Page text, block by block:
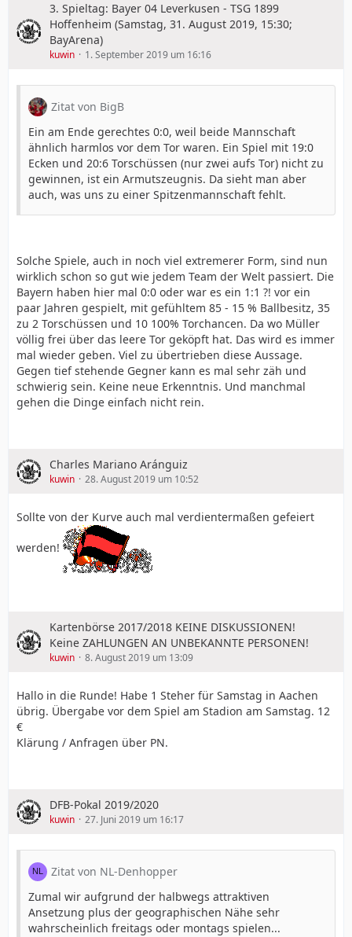
3. Spieltag: Bayer 04 Leverkusen - TSG 1899
Hoffenheim (Samstag, 31. August 2019, 15:30;
BayArena)
kuwin 1. September 2019 um 16:16
Zitat von BigB
Ein am Ende gerechtes 0:0, weil beide Mannschaft
ähnlich harmlos vor dem Tor waren. Ein Spiel mit 19:0
Ecken und 20:6 Torschüssen (nur zwei aufs Tor) nicht zu
gewinnen, ist ein Armutszeugnis. Da sieht man aber
auch, was uns zu einer Spitzenmannschaft fehlt.
Solche Spiele, auch in noch viel extremerer Form, sind nun
wirklich schon so gut wie jedem Team der Welt passiert. Die
Bayern haben hier mal 0:0 oder war es ein 1:1 ?! vor ein
paar Jahren gespielt, mit gefühltem 85 - 15 % Ballbesitz, 35
zu 2 Torschüssen und 10 100% Torchancen. Da wo Müller
völlig frei über das leere Tor geköpft hat. Das wird es immer
mal wieder geben. Viel zu übertrieben diese Aussage.
Gegen tief stehende Gegner kann es mal sehr zäh und
schwierig sein. Keine neue Erkenntnis. Und manchmal
gehen die Dinge einfach nicht rein.
Charles Mariano Aránguiz
kuwin 28. August 2019 um 10:52
Sollte von der Kurve auch mal verdientermaßen gefeiert
werden!
Kartenbörse 2017/2018 KEINE DISKUSSIONEN!
Keine ZAHLUNGEN AN UNBEKANNTE PERSONEN!
kuwin 8. August 2019 um 13:09
Hallo in die Runde! Habe 1 Steher für Samstag in Aachen
übrig. Übergabe vor dem Spiel am Stadion am Samstag. 12
€
Klärung / Anfragen über PN.
DFB-Pokal 2019/2020
kuwin 27. Juni 2019 um 16:17
Zitat von NL-Denhopper
Zumal wir aufgrund der halbwegs attraktiven
Ansetzung plus der geographischen Nähe sehr
wahrscheinlich freitags oder montags spielen...